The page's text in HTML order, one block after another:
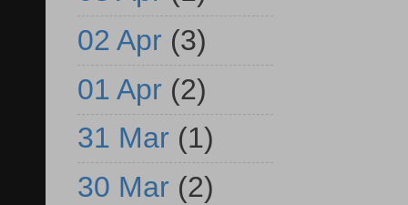
02 Apr (3)
01 Apr (2)
31 Mar (1)
30 Mar (2)